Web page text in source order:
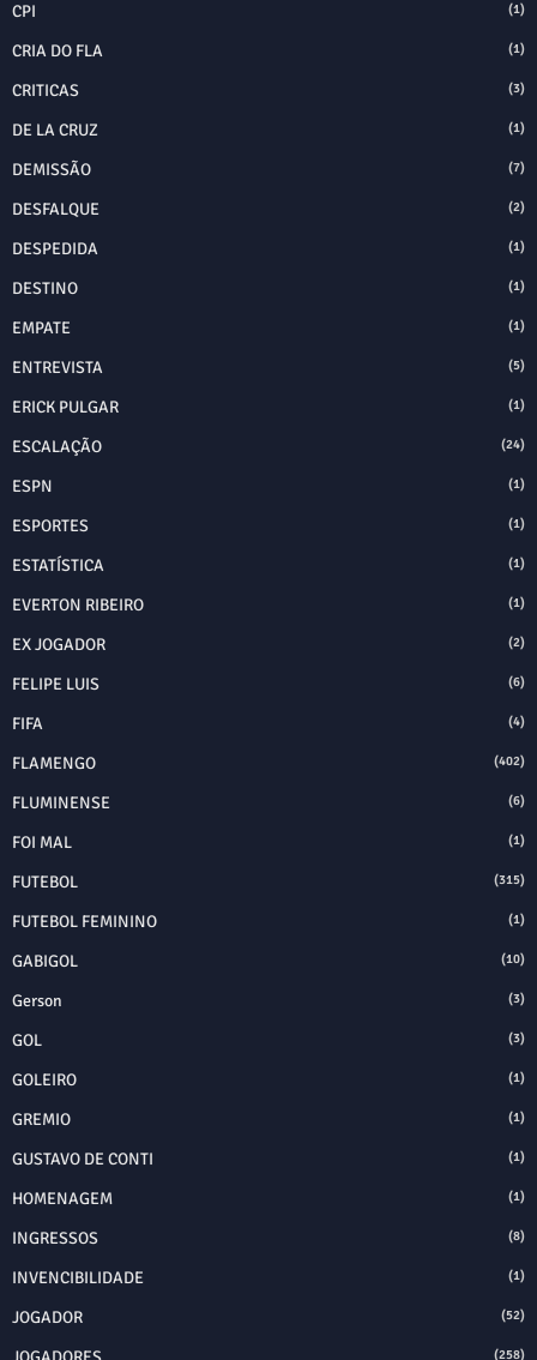
CPI (1)
CRIA DO FLA (1)
CRITICAS (3)
DE LA CRUZ (1)
DEMISSÃO (7)
DESFALQUE (2)
DESPEDIDA (1)
DESTINO (1)
EMPATE (1)
ENTREVISTA (5)
ERICK PULGAR (1)
ESCALAÇÃO (24)
ESPN (1)
ESPORTES (1)
ESTATÍSTICA (1)
EVERTON RIBEIRO (1)
EX JOGADOR (2)
FELIPE LUIS (6)
FIFA (4)
FLAMENGO (402)
FLUMINENSE (6)
FOI MAL (1)
FUTEBOL (315)
FUTEBOL FEMININO (1)
GABIGOL (10)
Gerson (3)
GOL (3)
GOLEIRO (1)
GREMIO (1)
GUSTAVO DE CONTI (1)
HOMENAGEM (1)
INGRESSOS (8)
INVENCIBILIDADE (1)
JOGADOR (52)
(258)